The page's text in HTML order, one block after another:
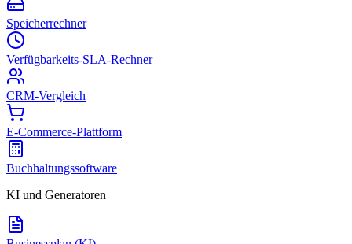
Speicherrechner
Verfügbarkeits-SLA-Rechner
CRM-Vergleich
E-Commerce-Plattform
Buchhaltungssoftware
KI und Generatoren